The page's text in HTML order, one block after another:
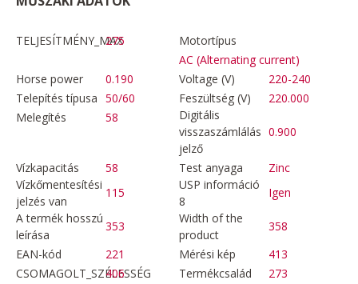
TELJESÍTMÉNY_MAX
275
Motortípus
AC (Alternating current)
Horse power
0.190 Voltage (V)
220-240
Telepítés típusa 50/60 Feszültség (V)
220.000
Melegítés
58
Digitális
visszaszámlálás
jelző
0.900
Vízkapacitás 58 Test anyaga
Zinc
Vízkőmentesítési
jelzés van
115
USP információ
8
Igen
A termék hosszú
leírása
353
Width of the
product
358
EAN-kód
221 Mérési kép
413
CSOMAGOLT_SZÉLESSÉG
406 Termékcsalád
273